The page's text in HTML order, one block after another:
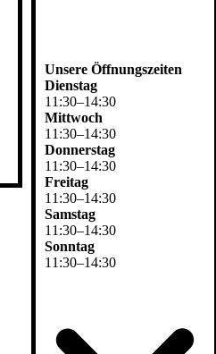
Unsere Öffnungszeiten
Dienstag
11 :30–14:30
Mittwoch
11 :30–14:30
Donnerstag
11 :30–14:30
Freitag
11 :30–14:30
Samstag
11 :30–14:30
Sonntag
11 :30–14:30